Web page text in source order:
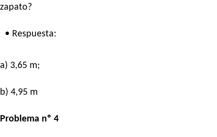
zapato?
• Respuesta:
a) 3,65 m;
b) 4,95 m
Problema nº 4